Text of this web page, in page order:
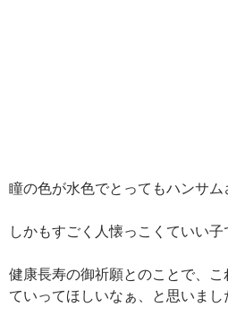
瞳の色が水色でとってもハンサム
しかもすごく人懐っこくていい子
健康長寿の御祈願とのことで、
ていってほしいなぁ、と思いまし